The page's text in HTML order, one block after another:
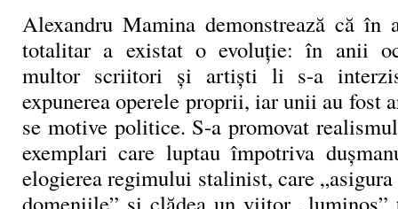
Alexandru Mamina demonstrează că în
totalitar a existat o evoluție: în anii
multor scriitori și artiști li s-a
expunerea operele proprii, iar unii au fost
se motive politice. S-a promovat
exemplari care luptau împotriva
elogierea regimului stalinist, care
domeniile” și clădea un viitor „luminos”